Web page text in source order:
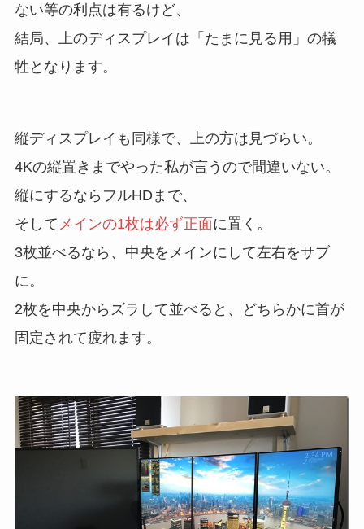
ない等の利点は有るけど、
結局、上のディスプレイは「たまに見る用」の犠
牲となります。
縦ディスプレイも同様で、上の方は見づらい。
4Kの縦置きまでやった私が言うので間違いない。
縦にするならフルHDまで、
そして メインの1枚は必ず正面に置く。
3枚並べるなら、中央をメインにして左右をサブ
に。
2枚を中央からズラして並べると、どちらかに首が
固定されて疲れます。